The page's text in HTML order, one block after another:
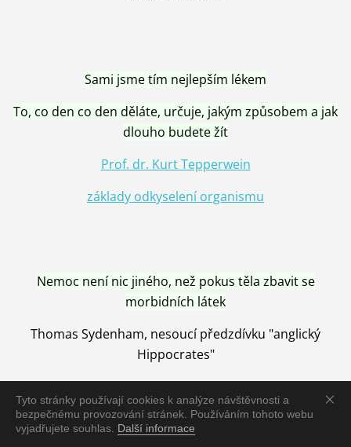
Tyto stránky používají cookies k analýze návštěvnosti a
bezpečnému provozování stránek. Používáním tohoto webu
vyjadřujete souhlas. Další informace
Sami jsme tím nejlepším lékem
To, co den co den děláte, určuje, jakým způsobem a jak
dlouho budete žít
Prof. dr. Kurt Tepperwein
základy odkyselení organismu
Nemoc není nic jiného, než pokus těla zbavit se
morbidních látek
Thomas Sydenham, nesoucí předzdívku "anglický
Hippocrates"
Nemoc je vyléčena jen pomocí Přírody, neutralizací a